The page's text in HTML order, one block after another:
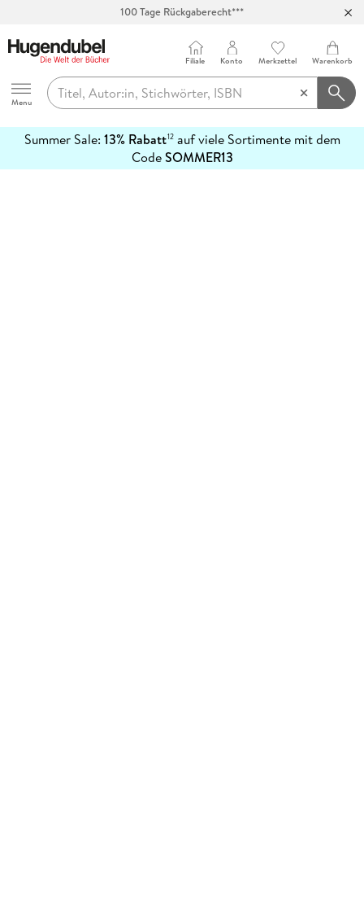
100 Tage Rückgaberecht***
Hugendubel
Menu
Filiale Konto Merkzettel Warenkorb
Summer Sale: 13% Rabatt12auf viele Sortimente mit dem
CodeSOMMER13
erfahren